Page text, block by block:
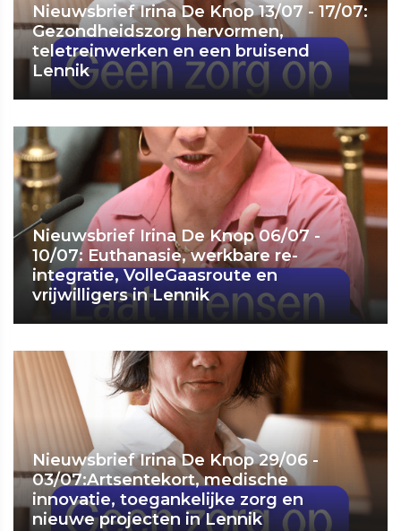
Nieuwsbrief Irina De Knop 13/07 - 17/07:
Gezondheidszorg hervormen,
teletreinwerken en een bruisend
Lennik
Nieuwsbrief Irina De Knop 06/07 -
10/07: Euthanasie, werkbare re-
integratie, VolleGaasroute en
vrijwilligers in Lennik
Nieuwsbrief Irina De Knop 29/06 -
03/07:Artsentekort, medische
innovatie, toegankelijke zorg en
nieuwe projecten in Lennik